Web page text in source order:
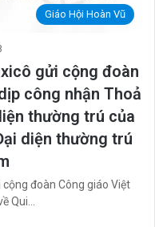
Giáo Hội Hoàn Vũ
gửi cộng đoàn
công nhận Thoả
thường trú của
diện thường trú
cộng đoàn Công giáo Việt
Qui…